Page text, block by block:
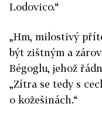
Lodovico.“
„Hm, milostivý
být zištným a
Bégoglu, jehož
„Zítra se tedy s
o kožešinách.“